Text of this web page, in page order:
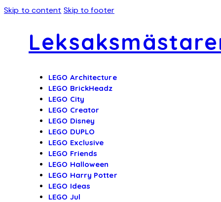
Skip to content Skip to footer
LEGO Architecture
LEGO BrickHeadz
LEGO City
LEGO Creator
LEGO Disney
LEGO DUPLO
LEGO Exclusive
LEGO Friends
LEGO Halloween
LEGO Harry Potter
LEGO Ideas
LEGO Jul